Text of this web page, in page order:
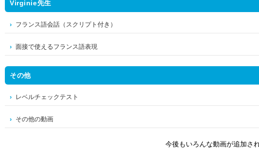
Virginie先生
フランス語会話（スクリプト付き）
面接で使えるフランス語表現
その他
レベルチェックテスト
その他の動画
今後もいろんな動画が追加さ